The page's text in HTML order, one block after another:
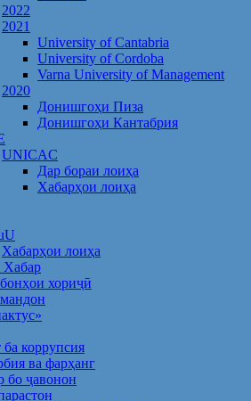
2022
2021
University of Cantabria
University of Cordoba
Varna University of Management
2020
Донишгоҳи Пиза
Донишгоҳи Кантабрия
UNICAC
Дар бораи лоиҳа
Хабарҳои лоиҳа
Хабарҳои лоиҳа
Хабар
хориҷӣ
коррупсия
ва фарҳанг
бо ҷавонон